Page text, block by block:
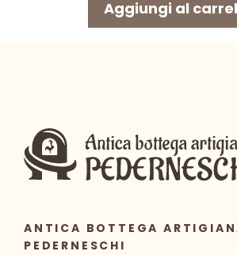
era:
Aggiungi al
ANTICA BOTTEGA
PEDERNESCHI